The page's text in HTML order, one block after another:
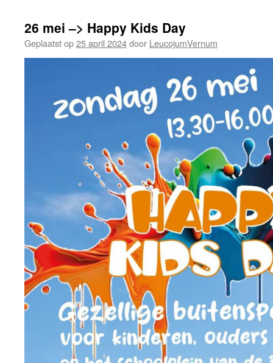
26 mei –> Happy Kids Day
Geplaatst op25 april 2024door LeucojumVernum